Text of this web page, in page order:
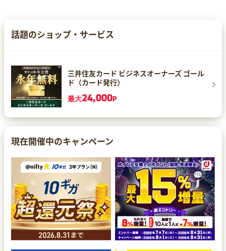
話題のショップ・サービス
三井住友カード ビジネスオーナーズ ゴール
ド（カード発行）
最大24,000P
現在開催中のキャンペーン